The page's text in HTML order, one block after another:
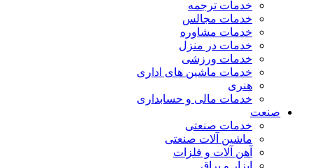
خدمات ترجمه
خدمات مجالس
خدمات مشاوره
خدمات در منزل
خدمات ورزشی
خدمات ماشین های اداری
هنری
خدمات مالی و حسابداری
صنعت
خدمات صنعتی
ماشین آلات صنعتی
آهن آلات و فلزات